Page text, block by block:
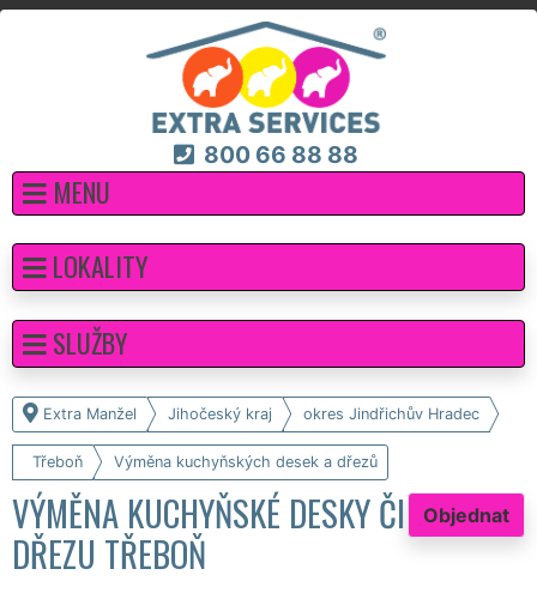
800 66 88 88
MENU
Extra Manžel Jihočeský kraj okres Jindřichův Hradec
Třeboň Výměna kuchyňských desek a dřezů
Objednat
VÝMĚNA KUCHYŇSKÉ DESKY ČI
DŘEZU TŘEBOŇ
LOKALITY
SLUŽBY